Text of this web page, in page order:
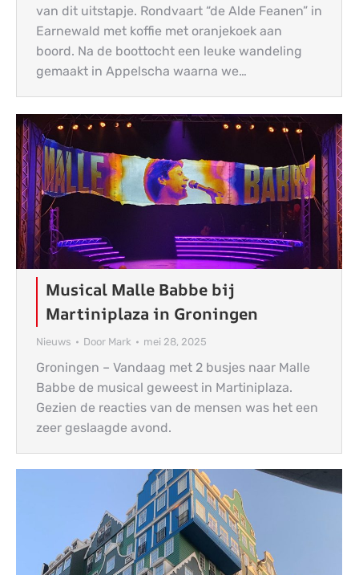
van dit uitstapje. Rondvaart “de Alde Feanen” in
Earnewald met koffie met oranjekoek aan
boord. Na de boottocht een leuke wandeling
gemaakt in Appelscha waarna we…
Musical Malle Babbe bij
Martiniplaza in Groningen
Nieuws Door Mark mei 28, 2025
Groningen – Vandaag met 2 busjes naar Malle
Babbe de musical geweest in Martiniplaza.
Gezien de reacties van de mensen was het een
zeer geslaagde avond.